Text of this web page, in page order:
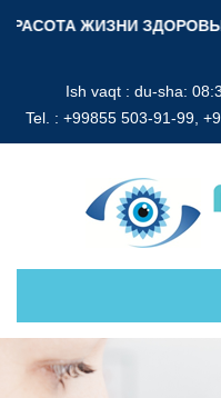
ЖИЗНИ ЗДОРОВЫМ
Ish vaqt : du-sha:
Tel. : +99855 503-91-99,